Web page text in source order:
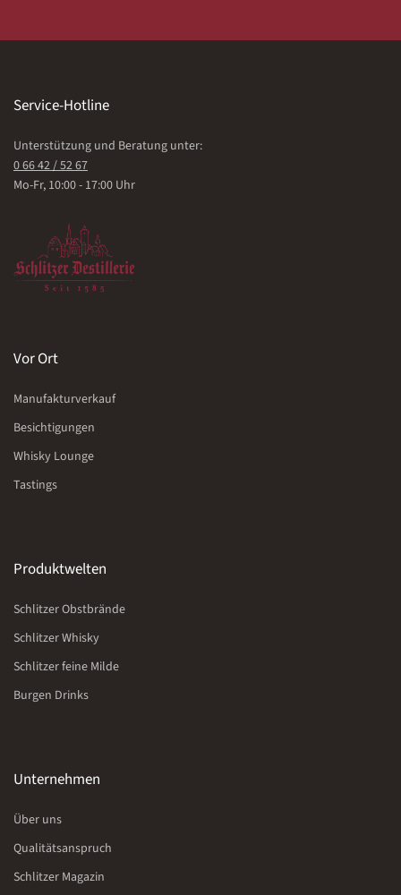
Service-Hotline
Unterstützung und Beratung unter:
0 66 42 / 52 67
Mo-Fr, 10:00 - 17:00 Uhr
Vor Ort
Manufakturverkauf
Besichtigungen
Whisky Lounge
Tastings
Produktwelten
Schlitzer Obstbrände
Schlitzer Whisky
Schlitzer feine Milde
Burgen Drinks
Unternehmen
Über uns
Qualitätsanspruch
Schlitzer Magazin